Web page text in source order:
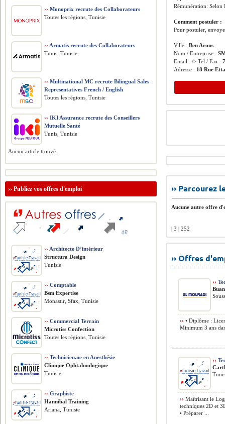
Rémunération: Selon
Comment postuler :
Pour postuler,
Ville :Ben Arous
Nom / Entreprise :
Email : /> Tel / Fax :
Adresse : 18 Rue
››
Aucune autre offre
| 3 | 252
›› Offres
››
›› • Diplôme :
Minimum 3 ans
››
›› Maîtrisant le
techniques 2D et
• Préparer ...
›› Monoprix recrute des Collaborateurs
Toutes les régions, Tunisie
›› Armatis recrute des Collaborateurs
Tunis, Tunisie
›› Multinational MC recrute Bilingual Sales
Representatives French / English
Toutes les régions, Tunisie
›› IKI Assurance recrute des Conseillers
Mutuelle Santé
Tunis, Tunisie
Aucun article trouvé.
››Publiez vos offres d'emploi
›› Architecte D’intérieur
Structura Design
Tunisie
›› Comptable
Bsm Expertise
Monastir, Sfax, Tunisie
›› Commercial Terrain
Microtiss Confection
Toutes les régions, Tunisie
›› Technicien.ne en Anesthésie
Clinique Ophtalmologique
Tunisie
›› Graphiste
Hannibal Training
Ariana, Tunisie